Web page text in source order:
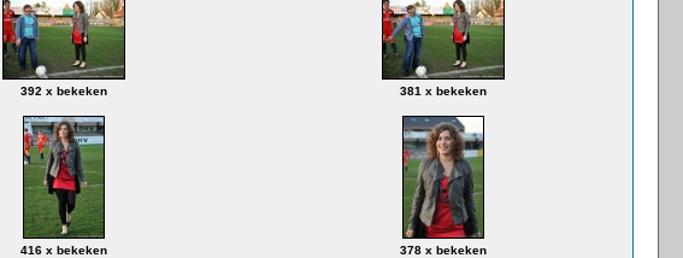
392 x bekeken 381 x bekeken
416 x bekeken 378 x bekeken